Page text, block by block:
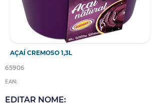
AÇAÍ CREMOSO 1,3L
65906
EAN:
EDITAR NOME: